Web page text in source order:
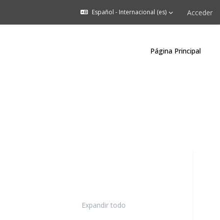
Español - Internacional ‎(es)‎ Acceder
Página Principal
Expandir todo